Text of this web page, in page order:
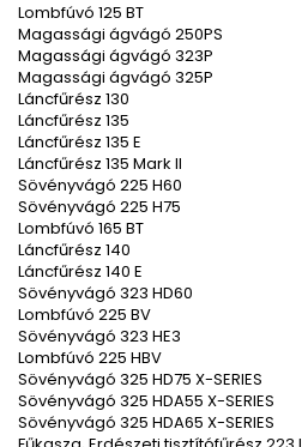
Lombfúvó 125 BT
Magassági ágvágó 250PS
Magassági ágvágó 323P
Magassági ágvágó 325P
Láncfűrész 130
Láncfűrész 135
Láncfűrész 135 E
Láncfűrész 135 Mark II
Sövényvágó 225 H60
Sövényvágó 225 H75
Lombfúvó 165 BT
Láncfűrész 140
Láncfűrész 140 E
Sövényvágó 323 HD60
Lombfúvó 225 BV
Sövényvágó 323 HE3
Lombfúvó 225 HBV
Sövényvágó 325 HD75 X-SERIES
Sövényvágó 325 HDA55 X-SERIES
Sövényvágó 325 HDA65 X-SERIES